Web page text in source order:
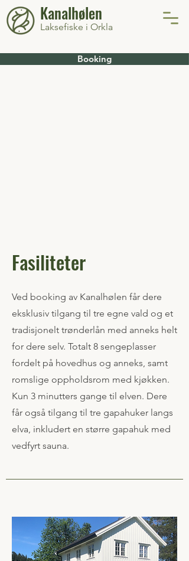
Kanalhølen
Laksefiske i Orkla
Booking
Fasiliteter
Ved booking av Kanalhølen får dere
eksklusiv tilgang til tre egne vald og et
tradisjonelt trønderlån med anneks helt
for dere selv. Totalt 8 sengeplasser
fordelt på hovedhus og anneks, samt
romslige oppholdsrom med kjøkken.
Kun 3 minutters gange til elven. Dere
får også tilgang til tre gapahuker langs
elva, inkludert en større gapahuk med
vedfyrt sauna.